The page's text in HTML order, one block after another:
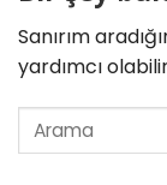
Sanırım
yardımcı